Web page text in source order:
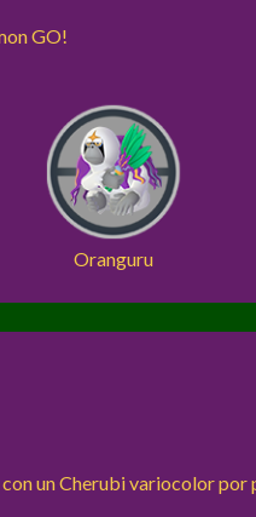
GO!
Oranguru
un Cherubi variocolor por